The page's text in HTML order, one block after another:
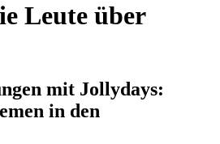
Leute über
mit Jollydays:
in den